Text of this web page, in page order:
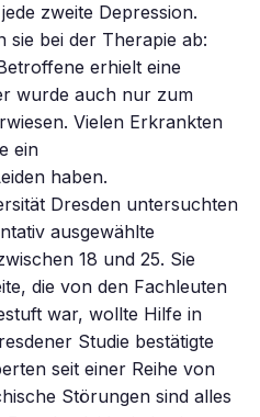
zweite Depression.
bei der Therapie ab:
erhielt eine
wurde auch nur zum
Vielen Erkrankten
ein
haben.
Dresden untersuchten
ausgewählte
18 und 25. Sie
die von den Fachleuten
war, wollte Hilfe in
Studie bestätigte
seit einer Reihe von
Störungen sind alles